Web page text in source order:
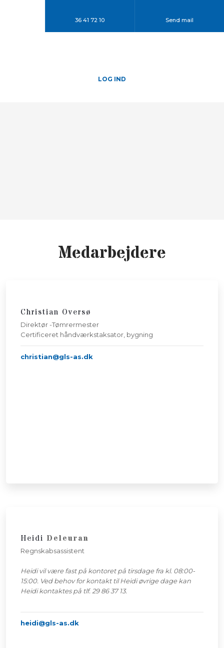
LOG IND
Medarbejdere​
Christian Oversø​
Direktør -Tømrermester
​Certificeret håndværkstaksator, bygning
christian@gls-as.dk
Heidi Deleuran
Regnskabsassistent
Heidi vil være fast på kontoret på tirsdage fra kl. 08:00-
15:00. Ved behov for kontakt til Heidi øvrige dage kan
Heidi kontaktes på tlf. 29 86 37 13.
heidi@gls-as.dk
36 41 72 10 Send mail